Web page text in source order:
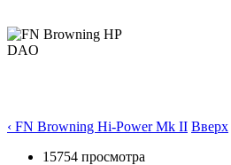
‹ FN Browning Hi-Power Mk II Вверх
15754 просмотра